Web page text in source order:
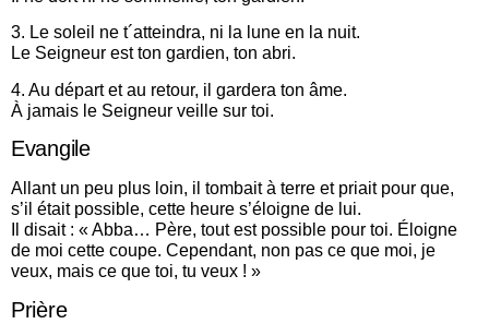
3. Le soleil ne t´atteindra, ni la lune en la nuit.
Le Seigneur est ton gardien, ton abri.
4. Au départ et au retour, il gardera ton âme.
À jamais le Seigneur veille sur toi.
Evangile
Allant un peu plus loin, il tombait à terre et priait pour que,
s’il était possible, cette heure s’éloigne de lui.
Il disait : « Abba… Père, tout est possible pour toi. Éloigne
de moi cette coupe. Cependant, non pas ce que moi, je
veux, mais ce que toi, tu veux ! »
Prière